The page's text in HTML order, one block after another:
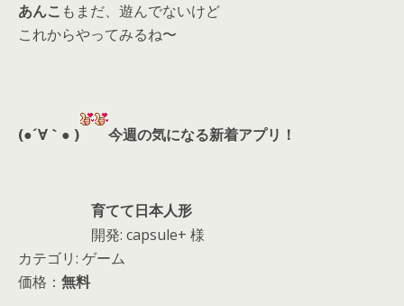
あんこ もまだ、遊んでないけど
これからやってみるね〜
(●´∀｀● ) 今週の気になる新着アプリ！
育てて日本人形
開発: capsule+ 様
カテゴリ: ゲーム
価格： 無料